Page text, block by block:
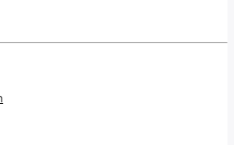
พส ประกาศ
อสังหา ราคาถู
ดิน ไม่มีค่านาย
มงาน รับจ้าง